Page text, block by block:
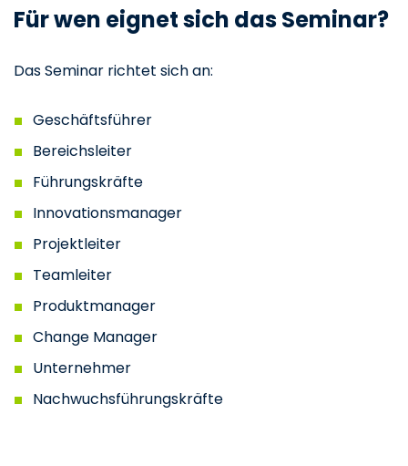
Für wen eignet sich das Seminar?
Das Seminar richtet sich an:
Geschäftsführer
Bereichsleiter
Führungskräfte
Innovationsmanager
Projektleiter
Teamleiter
Produktmanager
Change Manager
Unternehmer
Nachwuchsführungskräfte